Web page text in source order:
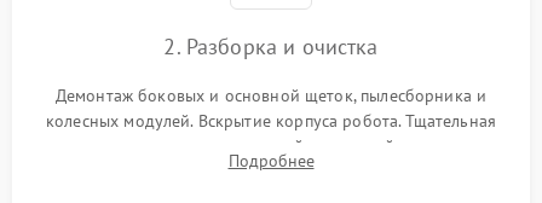
2. Разборка и очистка
Демонтаж боковых и основной щеток, пылесборника и
колесных модулей. Вскрытие корпуса робота. Тщательная
очистка внутренних полостей, шестерней и плат от
скопившейся пыли, волос и шерсти животных с
Подробнее